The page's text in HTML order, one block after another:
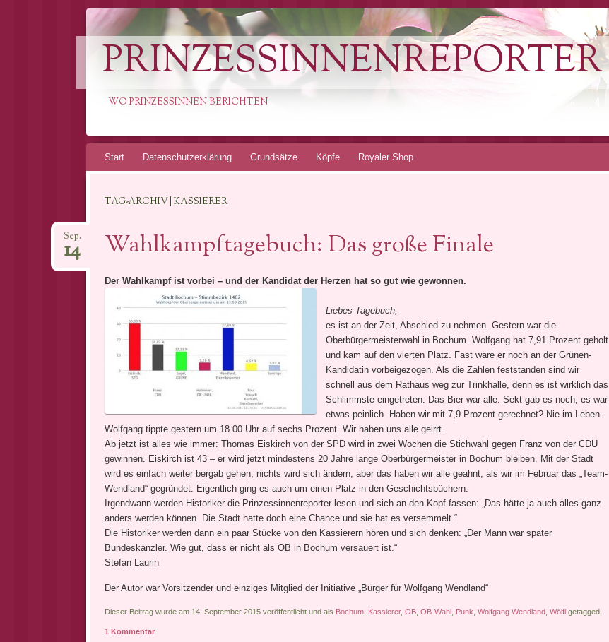
PRINZESSINNENREPORTER
WO PRINZESSINNEN BERICHTEN
Springe
Start Datenschutzerklärung Grundsätze Köpfe Royaler Shop
TAG-ARCHIV | KASSIERER
Wahlkampftagebuch: Das große Finale
Sep.
14
Der Wahlkampf ist vorbei – und der Kandidat der Herzen hat so gut wie gewonnen.
Liebes Tagebuch,
es ist an der Zeit, Abschied zu nehmen. Gestern war die
Oberbürgermeisterwahl in Bochum. Wolfgang hat 7,91 Prozent geholt
und kam auf den vierten Platz. Fast wäre er noch an der Grünen-
Kandidatin vorbeigezogen. Als die Zahlen feststanden sind wir
schnell aus dem Rathaus weg zur Trinkhalle, denn es ist wirklich das
Schlimmste eingetreten: Das Bier war alle. Sekt gab es noch, es war
etwas peinlich. Haben wir mit 7,9 Prozent gerechnet? Nie im Leben.
Wolfgang tippte gestern um 18.00 Uhr auf sechs Prozent. Wir haben uns alle geirrt.
Ab jetzt ist alles wie immer: Thomas Eiskirch von der SPD wird in zwei Wochen die Stichwahl gegen Franz von der CDU
gewinnen. Eiskirch ist 43 – er wird jetzt mindestens 20 Jahre lange Oberbürgermeister in Bochum bleiben. Mit der Stadt
wird es einfach weiter bergab gehen, nichts wird sich ändern, aber das haben wir alle geahnt, als wir im Februar das „Team-
Wendland“ gegründet. Eigentlich ging es auch um einen Platz in den Geschichtsbüchern.
Irgendwann werden Historiker die Prinzessinnenreporter lesen und sich an den Kopf fassen: „Das hätte ja auch alles ganz
anders werden können. Die Stadt hatte doch eine Chance und sie hat es versemmelt.“
Die Historiker werden dann ein paar Stücke von den Kassierern hören und sich denken: „Der Mann war später
Bundeskanzler. Wie gut, dass er nicht als OB in Bochum versauert ist.“
Stefan Laurin
Der Autor war Vorsitzender und einziges Mitglied der Initiative „Bürger für Wolfgang Wendland“
Dieser Beitrag wurde am 14. September 2015 veröffentlicht und als Bochum, Kassierer, OB, OB-Wahl, Punk Wolfgang Wendland, Wölfigetagged.
1 Kommentar